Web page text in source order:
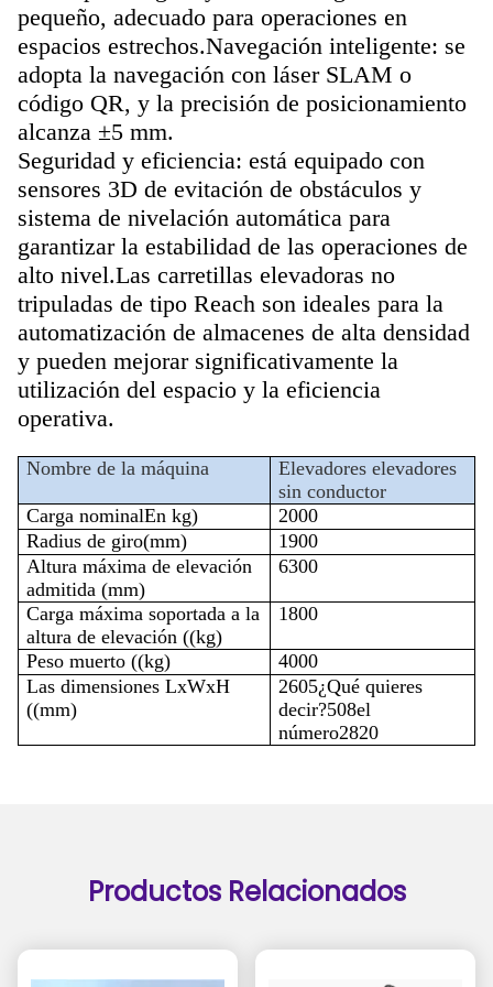
pequeño, adecuado para operaciones en
espacios estrechos.Navegación inteligente: se
adopta la navegación con láser SLAM o
código QR, y la precisión de posicionamiento
alcanza ±5 mm.
Seguridad y eficiencia: está equipado con
sensores 3D de evitación de obstáculos y
sistema de nivelación automática para
garantizar la estabilidad de las operaciones de
alto nivel.Las carretillas elevadoras no
tripuladas de tipo Reach son ideales para la
automatización de almacenes de alta densidad
y pueden mejorar significativamente la
utilización del espacio y la eficiencia
operativa.
Nombre de la máquina
Elevadores elevadores
sin conductor
Carga nominalEn kg) 2000
Radius de giro(mm) 1900
Altura máxima de elevación
admitida (mm)
6300
Carga máxima soportada a la
altura de elevación ((kg)
1800
Peso muerto ((kg)
4000
Las dimensiones LxWxH
((mm)
2605¿Qué quieres
decir?508el
número2820
Productos Relacionados